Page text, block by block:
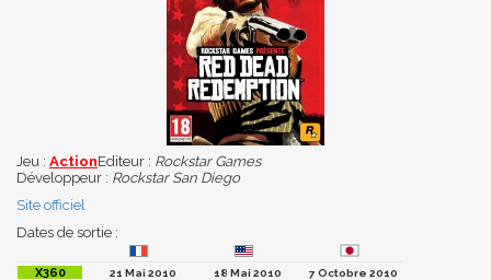
Jeu : ActionEditeur : Rockstar Games
Développeur : Rockstar San Diego
Site officiel
Dates de sortie :
21 Mai 2010 18 Mai 2010
7 Octobre 2010